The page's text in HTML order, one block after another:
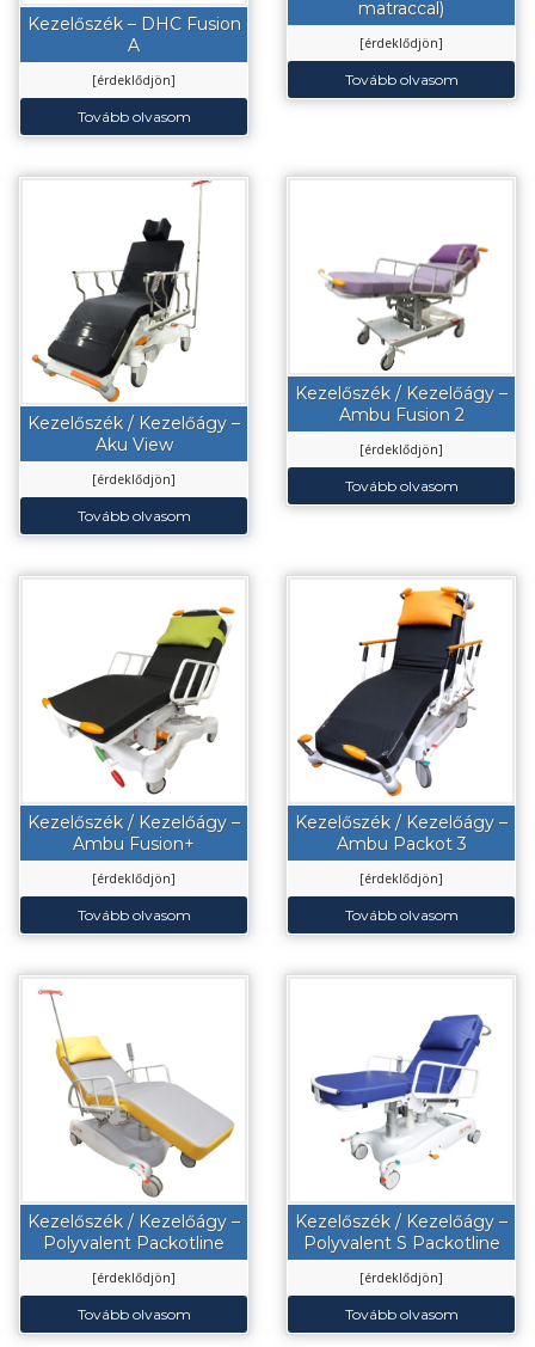
Kezelőszék – DHC Fusion
A
[érdeklődjön]
Tovább olvasom
matraccal)
[érdeklődjön]
Tovább olvasom
Kezelőszék / Kezelőágy –
Aku View
[érdeklődjön]
Tovább olvasom
Kezelőszék / Kezelőágy –
Ambu Fusion 2
[érdeklődjön]
Tovább olvasom
Kezelőszék / Kezelőágy –
Ambu Fusion+
[érdeklődjön]
Tovább olvasom
Kezelőszék / Kezelőágy –
Ambu Packot 3
[érdeklődjön]
Tovább olvasom
Kezelőszék / Kezelőágy –
Polyvalent Packotline
[érdeklődjön]
Tovább olvasom
Kezelőszék / Kezelőágy –
Polyvalent S Packotline
[érdeklődjön]
Tovább olvasom